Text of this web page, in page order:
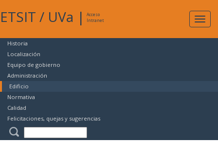
ETSIT / UVa |
Acceso
Intranet
Historia
Localización
Equipo de gobierno
Administración
Edificio
Normativa
Calidad
Felicitaciones, quejas y sugerencias